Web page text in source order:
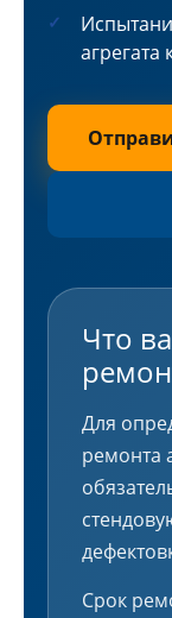
агрегата
Что
Для
ремонта
Срок